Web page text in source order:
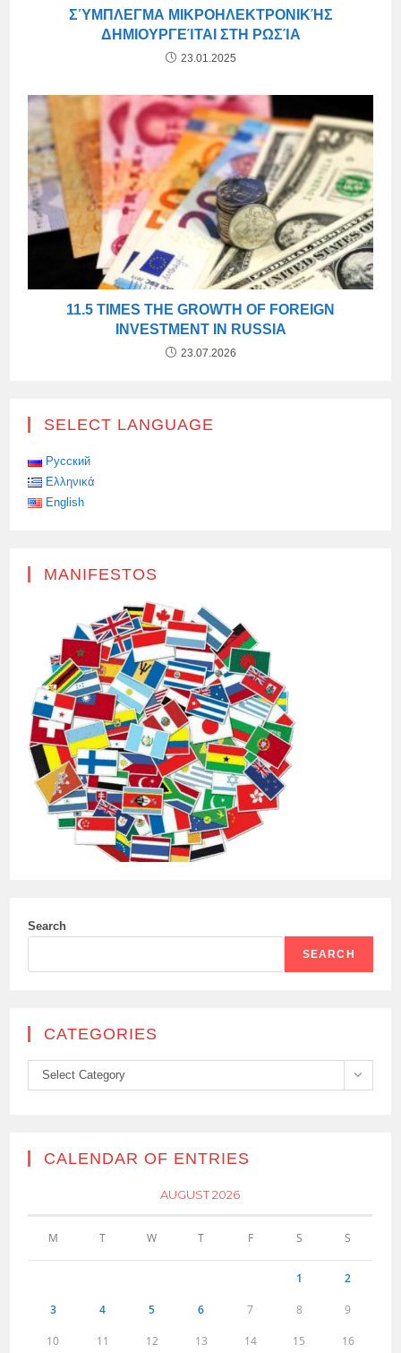
ΣΎΜΠΛΕΓΜΑ ΜΙΚΡΟΗΛΕΚΤΡΟΝΙΚΉΣ
ΔΗΜΙΟΥΡΓΕΊΤΑΙ ΣΤΗ ΡΩΣΊΑ
23.01.2025
11.5 TIMES THE GROWTH OF FOREIGN
INVESTMENT IN RUSSIA
23.07.2026
SELECT LANGUAGE
Русский
Ελληνικά
English
MANIFESTOS
Search
SEARCH
CATEGORIES
Categories
Select Category
CALENDAR OF ENTRIES
AUGUST 2026
M T W T F S S
1 2
3 4 5 6 7 8 9
10 11 12 13 14 15 16